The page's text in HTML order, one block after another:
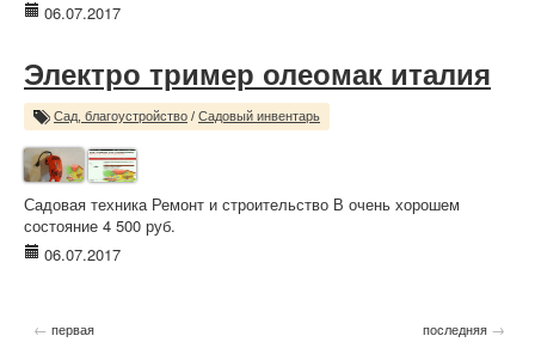
06.07.2017
Электро тример олеомак италия
Сад, благоустройство / Садовый инвентарь
Садовая техника Ремонт и строительство В очень хорошем
состояние 4 500 руб.
06.07.2017
← первая последняя →